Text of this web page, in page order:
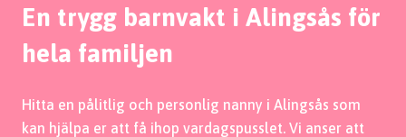
En trygg barnvakt i Alingsås för
hela familjen
Hitta en pålitlig och personlig nanny i Alingsås som
kan hjälpa er att få ihop vardagspusslet. Vi anser att